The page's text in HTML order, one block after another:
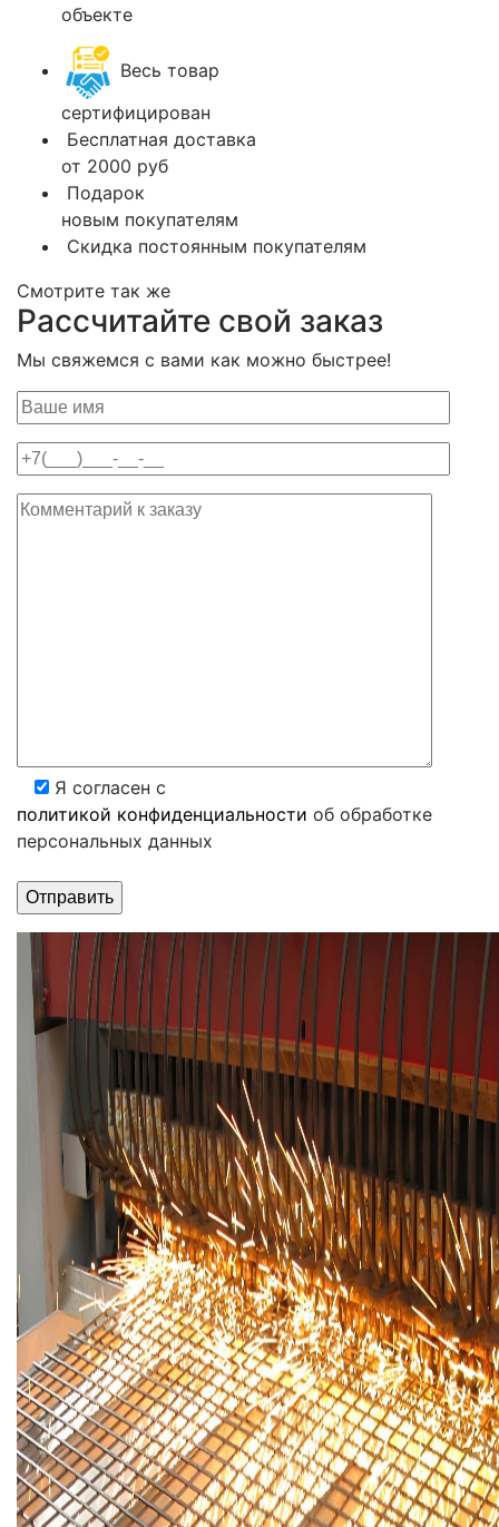
объекте
Весь товар
сертифицирован
Бесплатная доставка
от 2000 руб
Подарок
новым покупателям
Скидка постоянным покупателям
Смотрите так же
Рассчитайте свой заказ
Мы свяжемся с вами как можно быстрее!
Я согласен с
политикой конфиденциальности об обработке
персональных данных